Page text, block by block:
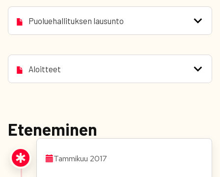
Puoluehallituksen lausunto
Aloitteet
Eteneminen
Tammikuu 2017